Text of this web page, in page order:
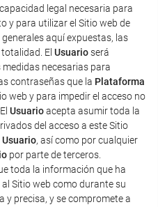
legal necesaria para
y para utilizar el Sitio web de
aquí expuestas, las
El Usuarioserá
necesarias para
contraseñas que la Plataforma
web y para impedir el acceso no
Usuarioacepta asumir toda la
del acceso a este Sitio
Usuario, así como por cualquier
por parte de terceros.
toda la información que ha
Sitio web como durante su
y precisa, y se compromete a